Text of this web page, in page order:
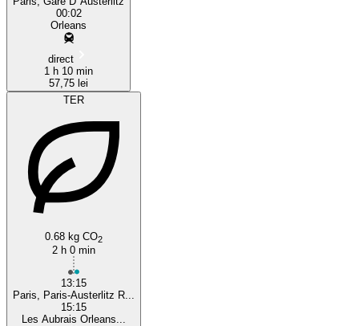
00:02
Orleans
direct
1 h 10 min
57,75 lei
TER
0.68 kg CO2
2 h 0 min
13:15
Paris, Paris-Austerlitz R...
15:15
Les Aubrais Orleans...